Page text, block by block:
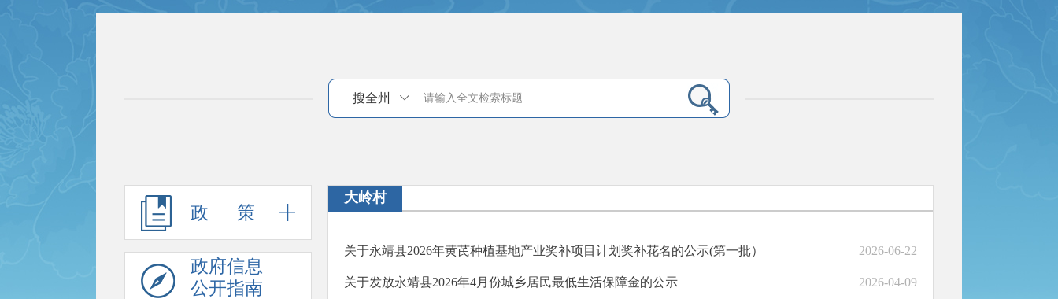
搜全州
政 策
政府信息
公开指南
大岭村
关于永靖县2026年黄芪种植基地产业奖补项目计划奖补花名的公示(第一批） 2026-06-22
关于发放永靖县2026年4月份城乡居民最低生活保障金的公示 2026-04-09